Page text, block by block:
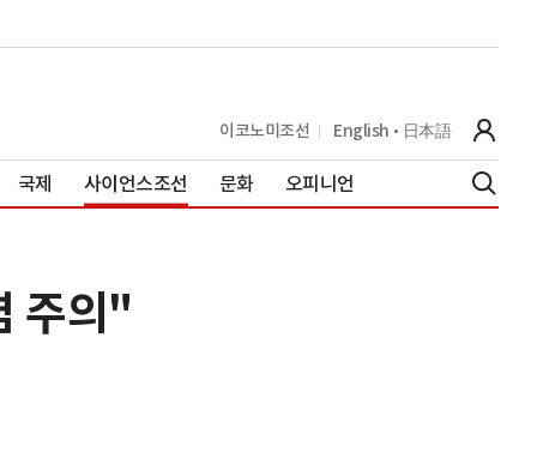
이코노미조선 English 日本語
국제 사이언스조선 문화 오피니언
주의"